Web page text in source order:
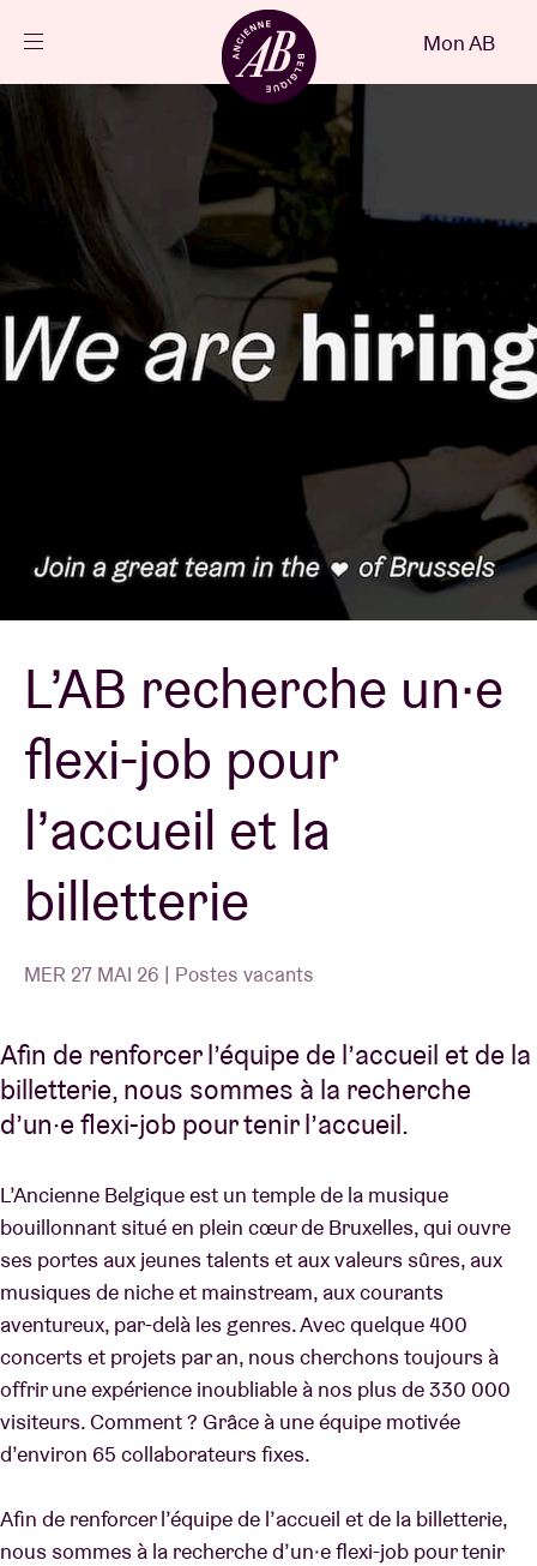
FR
Agenda
Projets
Actualités
Infos visiteurs
Location de salles
BRDCST
ABtv
Chèque-concert
À propos de l'AB
Contact
Mon AB
L’AB recherche un·e
flexi-job pour
l’accueil et la
billetterie
MER 27 MAI 26 | Postes vacants
Afin de renforcer l’équipe de l’accueil et de la
billetterie, nous sommes à la recherche
d’un·e flexi-job pour tenir l’accueil.
L’Ancienne Belgique est un temple de la musique
bouillonnant situé en plein cœur de Bruxelles, qui ouvre
ses portes aux jeunes talents et aux valeurs sûres, aux
musiques de niche et mainstream, aux courants
aventureux, par-delà les genres. Avec quelque 400
concerts et projets par an, nous cherchons toujours à
offrir une expérience inoubliable à nos plus de 330 000
visiteurs. Comment ? Grâce à une équipe motivée
d’environ 65 collaborateurs fixes.
Afin de renforcer l’équipe de l’accueil et de la billetterie,
nous sommes à la recherche d’un·e flexi-job pour tenir